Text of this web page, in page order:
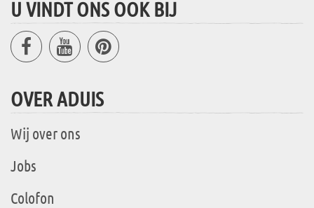
U VINDT ONS OOK BIJ
OVER ADUIS
Wij over ons
Jobs
Colofon